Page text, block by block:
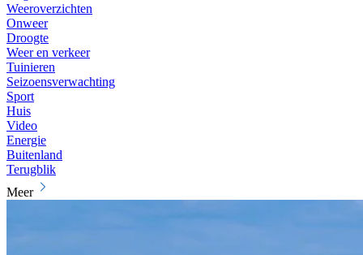
Weeroverzichten
Onweer
Droogte
Weer en verkeer
Tuinieren
Seizoensverwachting
Sport
Huis
Video
Energie
Buitenland
Terugblik
Meer